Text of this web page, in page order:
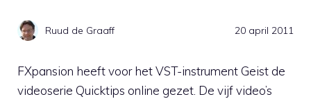
Ruud de Graaff 20 april 2011
FXpansion heeft voor het VST-instrument Geist de
videoserie Quicktips online gezet. De vijf video’s